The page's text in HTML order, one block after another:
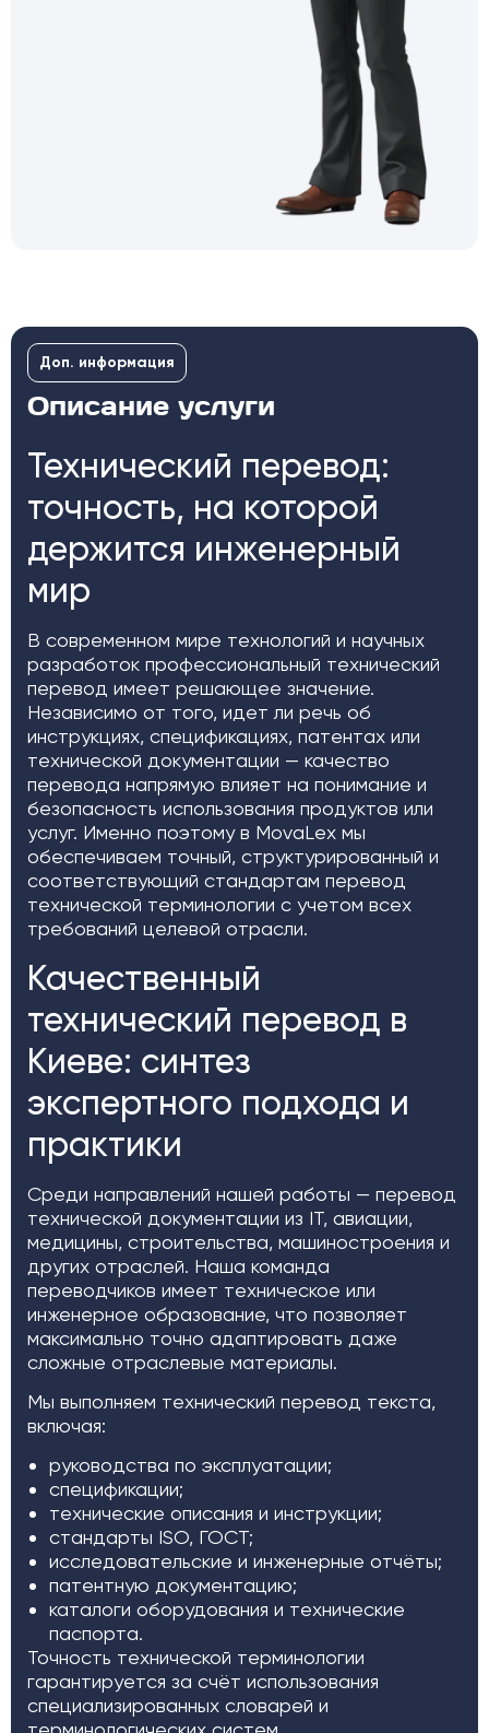
Описание услуги
Доп. информация
Технический перевод:
точность, на которой
держится инженерный
мир
В современном мире технологий и научных
разработок профессиональный технический
перевод имеет решающее значение.
Независимо от того, идет ли речь об
инструкциях, спецификациях, патентах или
технической документации — качество
перевода напрямую влияет на понимание и
безопасность использования продуктов или
услуг. Именно поэтому в MovaLex мы
обеспечиваем точный, структурированный и
соответствующий стандартам перевод
технической терминологии с учетом всех
требований целевой отрасли.
Качественный
технический перевод в
Киеве: синтез
экспертного подхода и
практики
Среди направлений нашей работы — перевод
технической документации из IT, авиации,
медицины, строительства, машиностроения и
других отраслей. Наша команда
переводчиков имеет техническое или
инженерное образование, что позволяет
максимально точно адаптировать даже
сложные отраслевые материалы.
Мы выполняем технический перевод текста,
включая:
руководства по эксплуатации;
спецификации;
технические описания и инструкции;
стандарты ISO, ГОСТ;
исследовательские и инженерные отчёты;
патентную документацию;
каталоги оборудования и технические
паспорта.
Точность технической терминологии
гарантируется за счёт использования
специализированных словарей и